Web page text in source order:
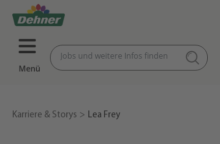
Menü
Karriere & Storys Lea Frey